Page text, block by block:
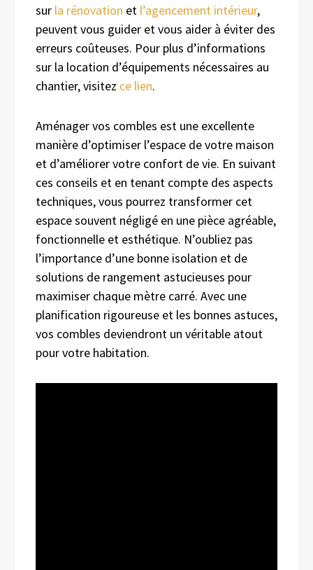
sur la rénovation et l’agencement intérieur,
peuvent vous guider et vous aider à éviter des
erreurs coûteuses. Pour plus d’informations
sur la location d’équipements nécessaires au
chantier, visitez ce lien.
Aménager vos combles est une excellente
manière d’optimiser l’espace de votre maison
et d’améliorer votre confort de vie. En suivant
ces conseils et en tenant compte des aspects
techniques, vous pourrez transformer cet
espace souvent négligé en une pièce agréable,
fonctionnelle et esthétique. N’oubliez pas
l’importance d’une bonne isolation et de
solutions de rangement astucieuses pour
maximiser chaque mètre carré. Avec une
planification rigoureuse et les bonnes astuces,
vos combles deviendront un véritable atout
pour votre habitation.